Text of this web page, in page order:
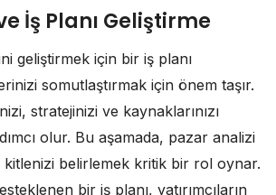
İş Planı Geliştirme
geliştirmek için bir iş planı
somutlaştırmak için önem taşır.
stratejinizi ve kaynaklarınızı
olur. Bu aşamada, pazar analizi
belirlemek kritik bir rol oynar.
bir iş planı, yatırımcıların